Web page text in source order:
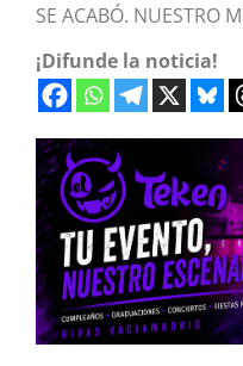
SE ACABÓ. NUESTRO
¡Difunde la noticia!